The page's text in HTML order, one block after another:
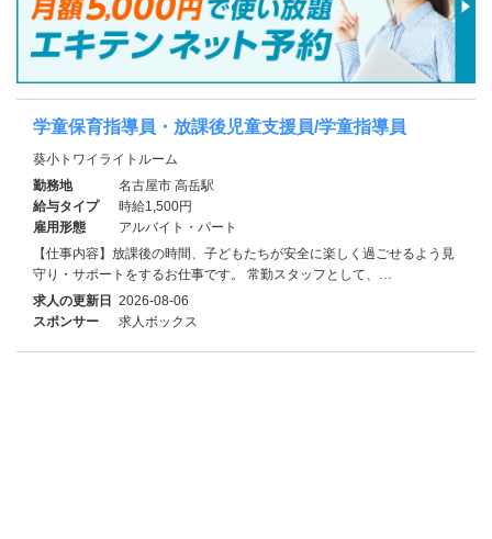
学童保育指導員・放課後児童支援員/学童指導員
葵小トワイライトルーム
勤務地
名古屋市 高岳駅
給与タイプ
時給1,500円
雇用形態
アルバイト・パート
【仕事内容】放課後の時間、子どもたちが安全に楽しく過ごせるよう見
守り・サポートをするお仕事です。 常勤スタッフとして、…
求人の更新日 2026-08-06
スポンサー
求人ボックス